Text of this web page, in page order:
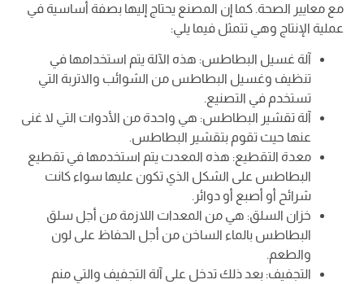
مع معايير الصحة. كما إن المصنع يحتاج إليها بصفة أساسية في
عملية الإنتاج وهي تتمثل فيما يلي:
آلة غسيل البطاطس: هذه الآلة يتم استخدامها في
تنظيف وغسيل البطاطس من الشوائب والاتربة التي
تستخدم في التصنيع.
آلة تقشير البطاطس: هي واحدة من الأدوات التي لا غنى
عنها حيث تقوم بتقشير البطاطس.
معدة التقطيع: هذه المعدت يتم استخدمها في تقطيع
البطاطس على الشكل الذي تكون عليها سواء كانت
شرائح أو أصبع أو دوائر.
خزان السلق: هي من المعدات اللازمة من أجل سلق
البطاطس بالماء الساخن من أجل الحفاظ على لون
والطعم.
التجفيف: بعد ذلك تدخل على آلة التجفيف والتي منم